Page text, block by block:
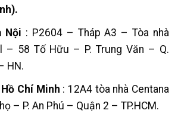
Nội : P2604 – Tháp A3 – Tòa nhà
– 58 Tố Hữu – P. Trung Văn – Q.
HN.
Chí Minh : 12A4 tòa nhà Centana
– P. An Phú – Quận 2 – TP.HCM.